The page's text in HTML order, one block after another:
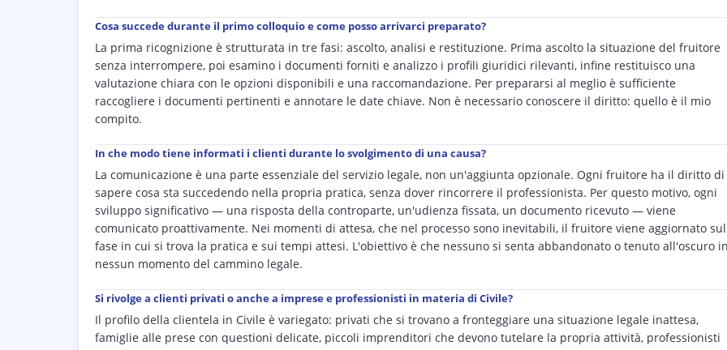
Cosa succede durante il primo colloquio e come posso arrivarci preparato?
La prima ricognizione è strutturata in tre fasi: ascolto, analisi e restituzione. Prima ascolto la situazione del fruitore
senza interrompere, poi esamino i documenti forniti e analizzo i profili giuridici rilevanti, infine restituisco una
valutazione chiara con le opzioni disponibili e una raccomandazione. Per prepararsi al meglio è sufficiente
raccogliere i documenti pertinenti e annotare le date chiave. Non è necessario conoscere il diritto: quello è il mio
compito.
In che modo tiene informati i clienti durante lo svolgimento di una causa?
La comunicazione è una parte essenziale del servizio legale, non un'aggiunta opzionale. Ogni fruitore ha il diritto di
sapere cosa sta succedendo nella propria pratica, senza dover rincorrere il professionista. Per questo motivo, ogni
sviluppo significativo — una risposta della controparte, un'udienza fissata, un documento ricevuto — viene
comunicato proattivamente. Nei momenti di attesa, che nel processo sono inevitabili, il fruitore viene aggiornato
fase in cui si trova la pratica e sui tempi attesi. L'obiettivo è che nessuno si senta abbandonato o tenuto all'oscuro
nessun momento del cammino legale.
Si rivolge a clienti privati o anche a imprese e professionisti in materia di Civile?
Il profilo della clientela in Civile è variegato: privati che si trovano a fronteggiare una situazione legale inattesa,
famiglie alle prese con questioni delicate, piccoli imprenditori che devono tutelare la propria attività, professionisti